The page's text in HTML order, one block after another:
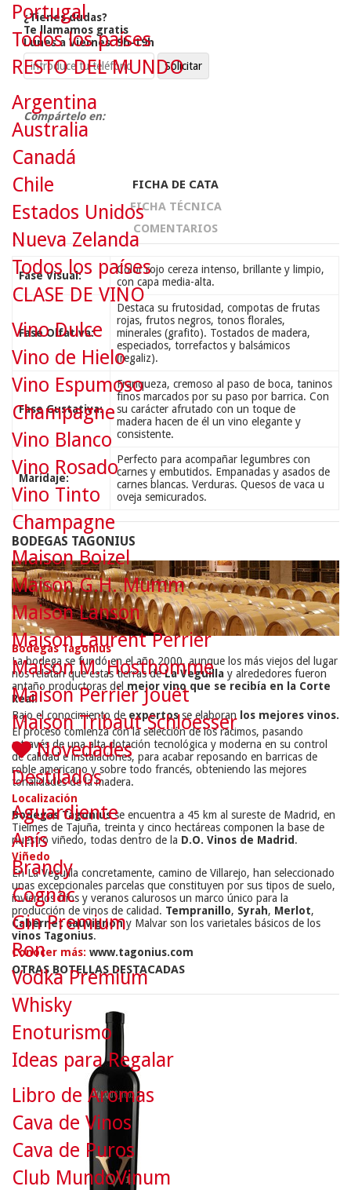
¿Tienes dudas?
Te llamamos gratis
Lunes a Viernes: 9h-19h
Compártelo en:
FICHA DE CATA
FICHA TÉCNICA
COMENTARIOS
Fase Visual:
Color rojo cereza intenso, brillante y limpio,
con capa media-alta.
Fase Olfativa:
Destaca su frutosidad, compotas de frutas
rojas, frutos negros, tonos florales,
minerales (grafito). Tostados de madera,
especiados, torrefactos y balsámicos
(regaliz).
Fase Gustativa:
Franqueza, cremoso al paso de boca, taninos
finos marcados por su paso por barrica. Con
su carácter afrutado con un toque de
madera hacen de él un vino elegante y
consistente.
Maridaje:
Perfecto para acompañar legumbres con
carnes y embutidos. Empanadas y asados de
carnes blancas. Verduras. Quesos de vaca u
oveja semicurados.
BODEGAS TAGONIUS
Bodegas Tagonius
La bodega se fundó en el año 2000, aunque los más viejos del lugar
nos relatan que estas tierras deLa Veguilla y alrededores fueron
antaño productoras del mejor vino que se recibía en la Corte
Real.
Bajo el conocimiento de expertosse elaboran
los mejores vinos.
El proceso comienza con la selección de los racimos, pasando
a través de una alta dotación tecnológica y moderna en su control
de calidad e instalaciones, para acabar reposando en barricas de
roble americano y sobre todo francés, obteniendo las mejores
tonalidades de la madera.
Localización
Bodegas Tagoniusse encuentra a 45 km al sureste de Madrid, en
Tielmes de Tajuña, treinta y cinco hectáreas componen la base de
nuestro viñedo, todas dentro de la D.O. Vinos de Madrid .
Viñedo
En La Veguilla concretamente, camino de Villarejo, han seleccionado
unas excepcionales parcelas que constituyen por sus tipos de suelo,
inviernos fríos y veranos calurosos un marco único para la
producción de vinos de calidad. Tempranillo, Syrah, Merlot,
Cabernet sauvignony Malvar son los varietales básicos de los
vinos Tagonius.
Conocer más: www.tagonius.com
OTRAS BOTELLAS DESTACADAS
Portugal
Todos los países
RESTO DEL MUNDO
Argentina
Australia
Canadá
Chile
Estados Unidos
Nueva Zelanda
Todos los países
CLASE DE VINO
Vino Dulce
Vino de Hielo
Vino Espumoso
Champagne
Vino Blanco
Vino Rosado
Vino Tinto
Champagne
Maison Boizel
Maison G.H. Mumm
Maison Lanson
Maison Laurent Perrier
Maison M. Hosthomme
Maison Perrier Jouët
Maison Tribaut Schloesser
Novedades
Destilados
Aguardiente
Anís
Brandy
Cognac
Gin Premium
Ron
Vodka Premium
Whisky
Enoturismo
Ideas para Regalar
Libro de Aromas
Cava de Vinos
Cava de Puros
Club MundoVinum